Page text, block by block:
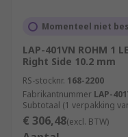
Momenteel niet
LAP-401VN ROHM 1
Right Side 10.2 mm
RS-stocknr. 168-2200
Fabrikantnummer LAP-
Subtotaal (1 verpakking
€ 306,48(excl. BTW)